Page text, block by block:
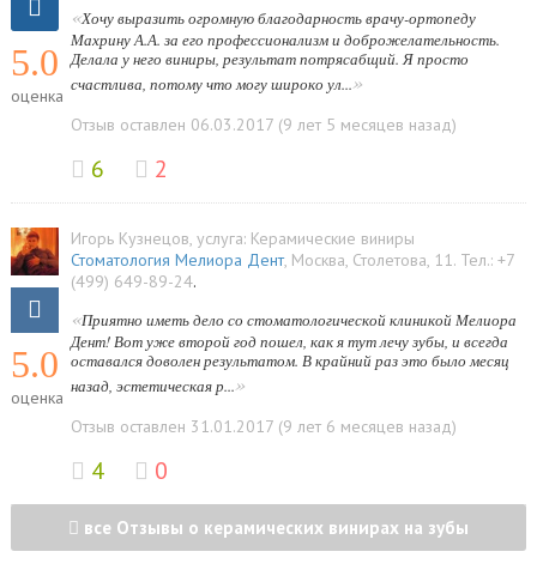
5.0
оценка
«Хочу выразить огромную благодарность врачу-ортопеду
Махрину А.А. за его профессионализм и доброжелательность.
Делала у него виниры, результат потрясабщий. Я просто
счастлива, потому что могу широко ул...»
Отзыв оставлен 06.03.2017 (9 лет 5 месяцев назад)
6 2
5.0
оценка
Игорь Кузнецов, услуга: Керамические виниры
Стоматология Мелиора Дент, Москва, Столетова, 11. Тел.: +7
(499) 649-89-24.
«Приятно иметь дело со стоматологической клиникой Мелиора
Дент! Вот уже второй год пошел, как я тут лечу зубы, и всегда
оставался доволен результатом. В крайний раз это было месяц
назад, эстетическая р...»
Отзыв оставлен 31.01.2017 (9 лет 6 месяцев назад)
4 0
все Отзывы о керамических винирах на зубы